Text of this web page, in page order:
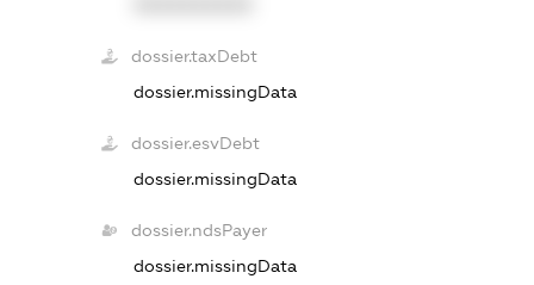
dossier.taxDebt
dossier.missingData
dossier.esvDebt
dossier.missingData
dossier.ndsPayer
dossier.missingData